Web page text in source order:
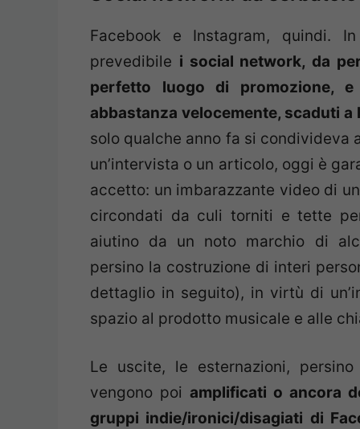
Facebook e Instagram, quindi. In
prevedibile i social network, da
perfetto luogo di promozione,
abbastanza velocemente, scaduti
solo qualche anno fa si condivideva
un’intervista o un articolo, oggi è
accetto: un imbarazzante video di
circondati da culi torniti e tette
aiutino da un noto marchio di
persino la costruzione di interi
dettaglio in seguito), in virtù di
spazio al prodotto musicale e alle
Le uscite, le esternazioni,
vengono poi amplificati o ancora
gruppi indie/ironici/disagiati di